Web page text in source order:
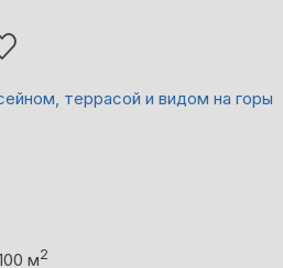
террасой и видом на горы
м2